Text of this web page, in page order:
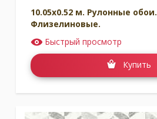
10.05x0.52 м. Рулонные обои.
Флизелиновые.
Быстрый просмотр
Купить